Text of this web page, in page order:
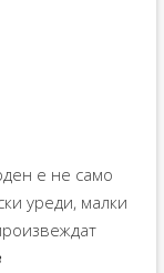
е не само
уреди, малки